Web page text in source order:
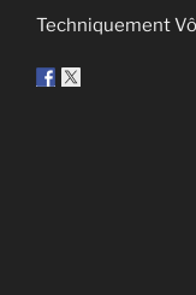
Techniquement